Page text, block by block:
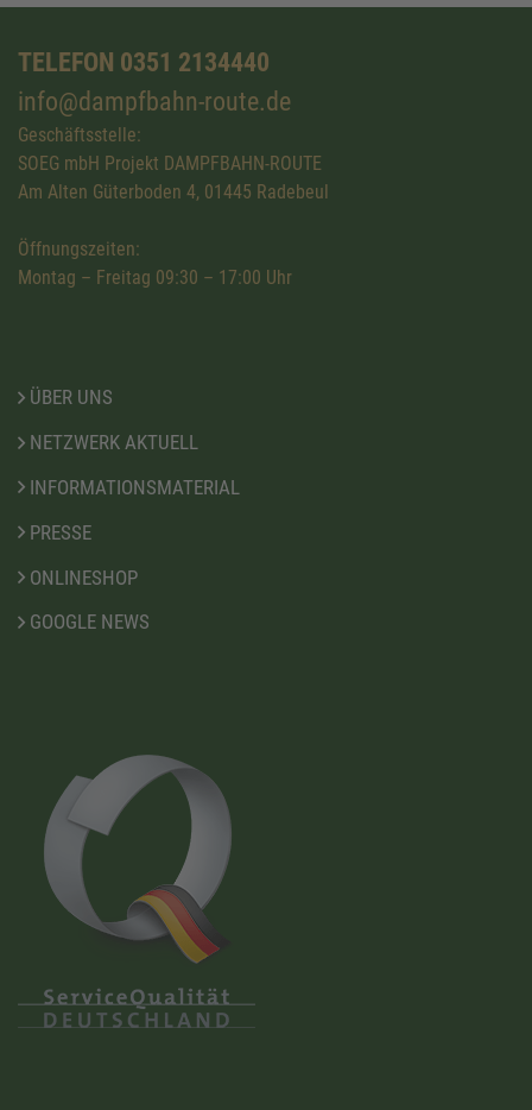
TELEFON 0351 2134440
info@dampfbahn-route.de
Geschäftsstelle:
SOEG mbH Projekt DAMPFBAHN-ROUTE
Am Alten Güterboden 4, 01445 Radebeul
Öffnungszeiten:
Montag – Freitag 09:30 – 17:00 Uhr
ÜBER UNS
NETZWERK AKTUELL
INFORMATIONSMATERIAL
PRESSE
ONLINESHOP
GOOGLE NEWS